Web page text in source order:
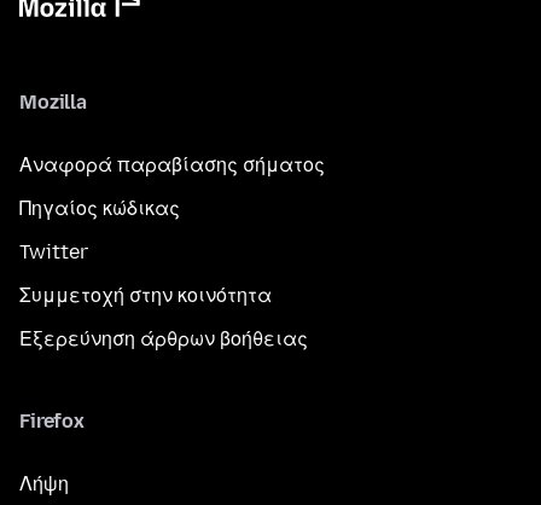
Mozilla
Αναφορά παραβίασης σήματος
Πηγαίος κώδικας
Twitter
Συμμετοχή στην κοινότητα
Εξερεύνηση άρθρων βοήθειας
Firefox
Λήψη